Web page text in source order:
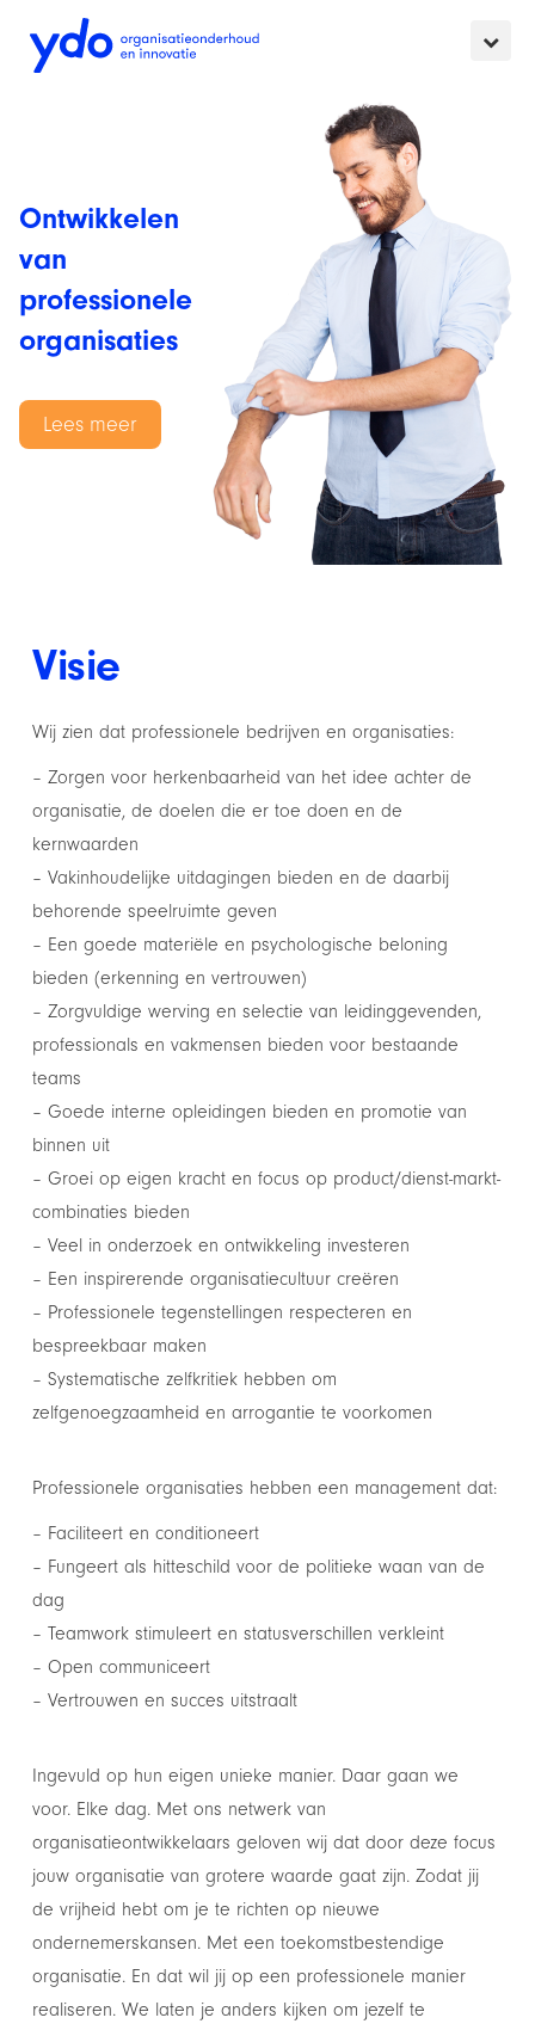
Praktijk
Contact
Ontwikkelen
van
professionele
organisaties
Lees meer
Visie
Wij zien dat professionele bedrijven en organisaties:
– Zorgen voor herkenbaarheid van het idee achter de
organisatie, de doelen die er toe doen en de
kernwaarden
– Vakinhoudelijke uitdagingen bieden en de daarbij
behorende speelruimte geven
– Een goede materiële en psychologische beloning
bieden (erkenning en vertrouwen)
– Zorgvuldige werving en selectie van leidinggevenden,
professionals en vakmensen bieden voor bestaande
teams
– Goede interne opleidingen bieden en promotie van
binnen uit
– Groei op eigen kracht en focus op product/dienst-markt-
combinaties bieden
– Veel in onderzoek en ontwikkeling investeren
– Een inspirerende organisatiecultuur creëren
– Professionele tegenstellingen respecteren en
bespreekbaar maken
– Systematische zelfkritiek hebben om
zelfgenoegzaamheid en arrogantie te voorkomen
Professionele organisaties hebben een management dat:
– Faciliteert en conditioneert
– Fungeert als hitteschild voor de politieke waan van de
dag
– Teamwork stimuleert en statusverschillen verkleint
– Open communiceert
– Vertrouwen en succes uitstraalt
Ingevuld op hun eigen unieke manier. Daar gaan we
voor. Elke dag. Met ons netwerk van
organisatieontwikkelaars geloven wij dat door deze focus
jouw organisatie van grotere waarde gaat zijn. Zodat jij
de vrijheid hebt om je te richten op nieuwe
ondernemerskansen. Met een toekomstbestendige
organisatie. En dat wil jij op een professionele manier
realiseren. We laten je anders kijken om jezelf te